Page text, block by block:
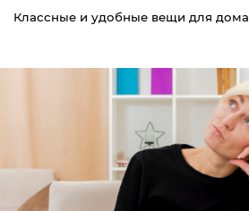
Классные и удобные вещи для дома